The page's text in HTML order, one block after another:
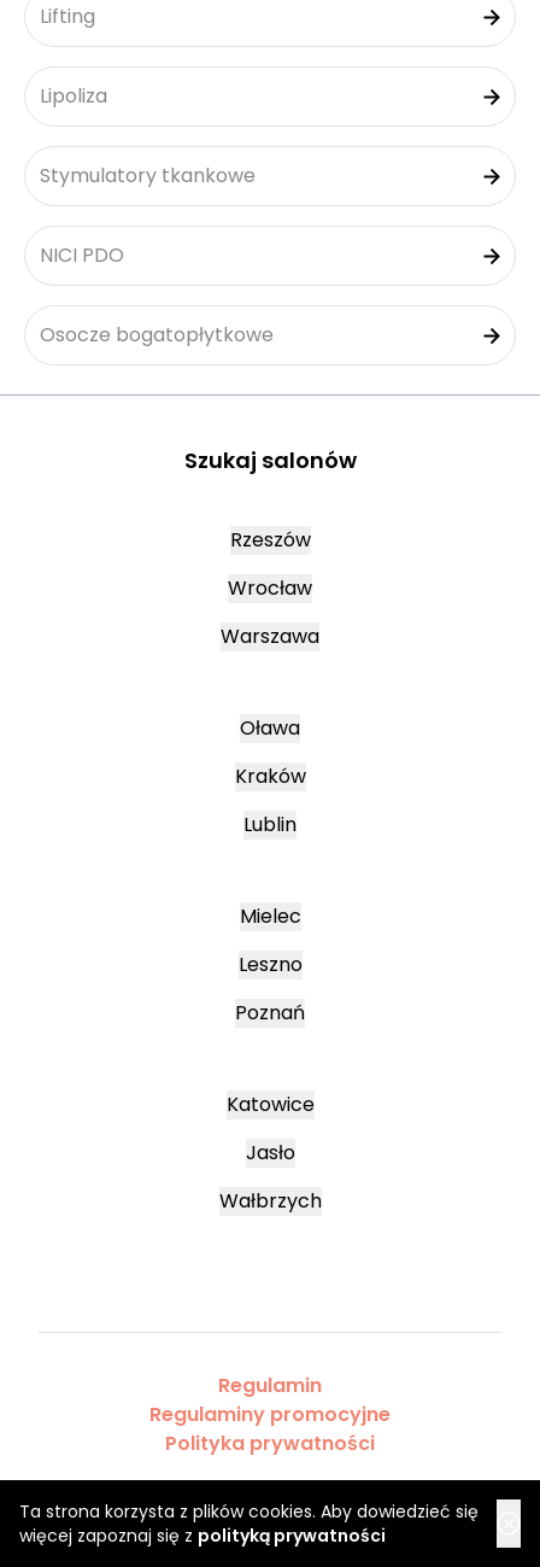
Ta strona korzysta z plików cookies. Aby dowiedzieć się
więcej zapoznaj się z polityką prywatności
Lifting
Lipoliza
Stymulatory tkankowe
NICI PDO
Osocze bogatopłytkowe
Szukaj salonów
Rzeszów
Wrocław
Warszawa
Oława
Kraków
Lublin
Mielec
Leszno
Poznań
Katowice
Jasło
Wałbrzych
Regulamin
Regulaminy promocyjne
Polityka prywatności